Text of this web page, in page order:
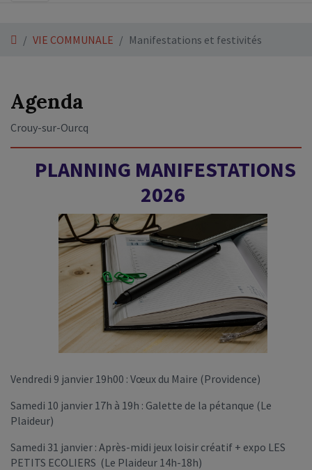
VIE COMMUNALE Manifestations et festivités
Agenda
Crouy‑sur‑Ourcq
PLANNING MANIFESTATIONS
2026
Vendredi 9 janvier 19h00 : Vœux du Maire (Providence)
Samedi 10 janvier 17h à 19h : Galette de la pétanque (Le
Plaideur)
Samedi 31 janvier : Après-midi jeux loisir créatif + expo LES
PETITS ECOLIERS (Le Plaideur 14h-18h)